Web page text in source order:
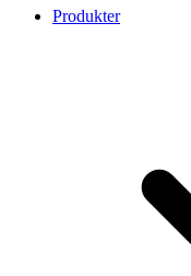
Produkter